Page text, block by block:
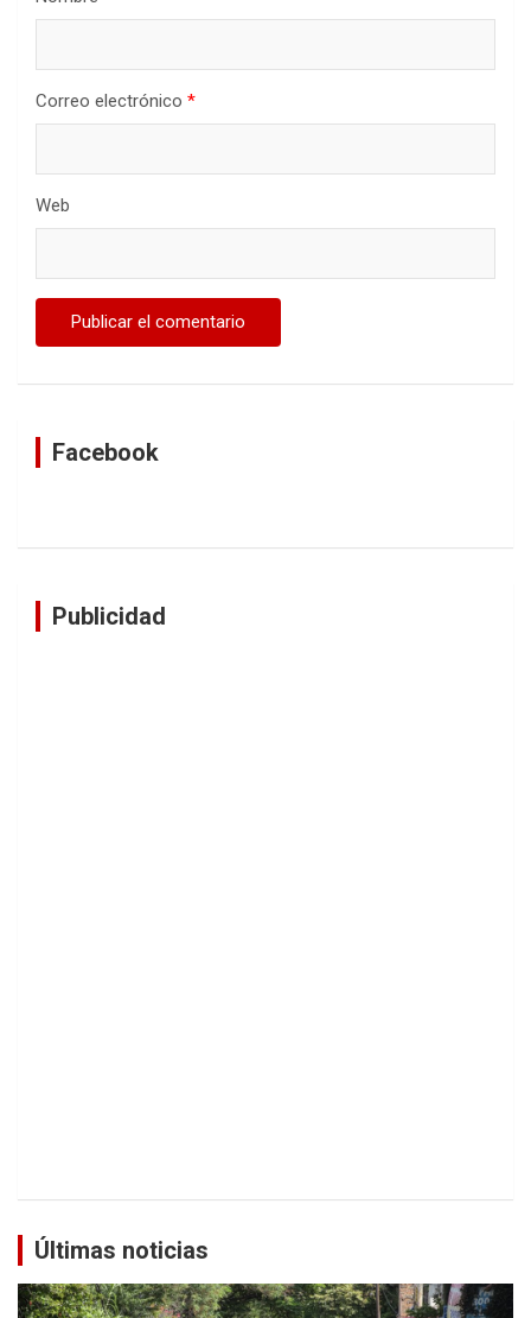
Correo electrónico *
Web
Facebook
Publicidad
Últimas noticias